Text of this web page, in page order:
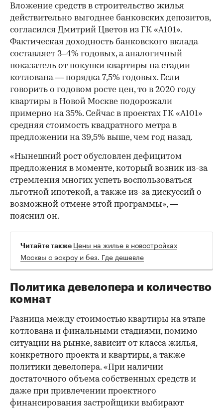
Вложение средств в строительство жилья
действительно выгоднее банковских депозитов,
согласился Дмитрий Цветов из ГК «А101».
Фактическая доходность банковского вклада
составляет 3–4% годовых, а аналогичный
показатель от покупки квартиры на стадии
котлована — порядка 7,5% годовых. Если
говорить о годовом росте цен, то в 2020 году
квартиры в Новой Москве подорожали
примерно на 35%. Сейчас в проектах ГК «А101»
средняя стоимость квадратного метра в
предложении на 39,5% выше, чем год назад.
«Нынешний рост обусловлен дефицитом
предложения в моменте, который возник из-за
стремления многих успеть воспользоваться
льготной ипотекой, а также из-за дискуссий о
возможной отмене этой программы», —
пояснил он.
Читайте также Цены на жилье в новостройках
Москвы с эскроу и без. Где дешевле
Политика девелопера и количество
комнат
Разница между стоимостью квартиры на этапе
котлована и финальными стадиями, помимо
ситуации на рынке, зависит от класса жилья,
конкретного проекта и квартиры, а также
политики девелопера. «При наличии
достаточного объема собственных средств и
даже при привлечении проектного
финансирования застройщики выбирают